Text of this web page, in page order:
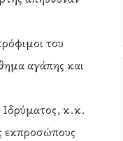
του
αγάπης και
κ.κ.
εκπροσώπους